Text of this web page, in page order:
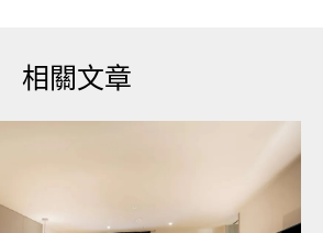
來想請老闆配300元的其他菜，但
「配」字，只寫道「我要300的鹹
相關文章